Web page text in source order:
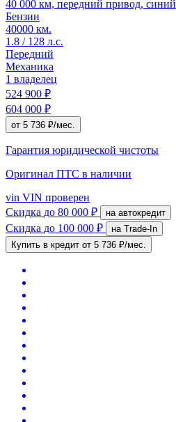
40 000 км, передний привод, синий
Бензин
40000 км.
1.8 / 128 л.с.
Передний
Механика
1 владелец
524 900 ₽
604 000 ₽
от 5 736 ₽/мес.
Гарантия юридической чистоты
Оригинал ПТС в наличии
vin VIN проверен
Скидка до 80 000 ₽ на автокредит
Скидка до 100 000 ₽
на Trade-In
Купить в кредит от 5 736 ₽/мес.